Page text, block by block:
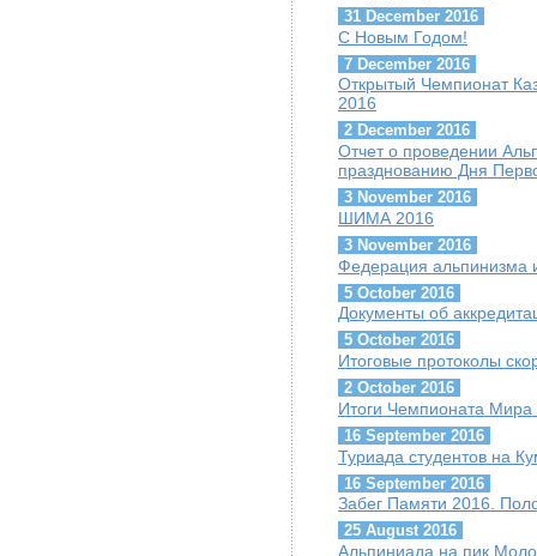
31 December 2016
С Новым Годом!
7 December 2016
Открытый Чемпионат
2016
2 December 2016
Отчет о проведении
празднованию Дня
3 November 2016
ШИМА 2016
3 November 2016
Федерация альпинизма
5 October 2016
Документы об
5 October 2016
Итоговые протоколы
2 October 2016
Итоги Чемпионата Мира
16 September 2016
Туриада студентов на
16 September 2016
Забег Памяти 2016.
25 August 2016
Альпиниада на пик